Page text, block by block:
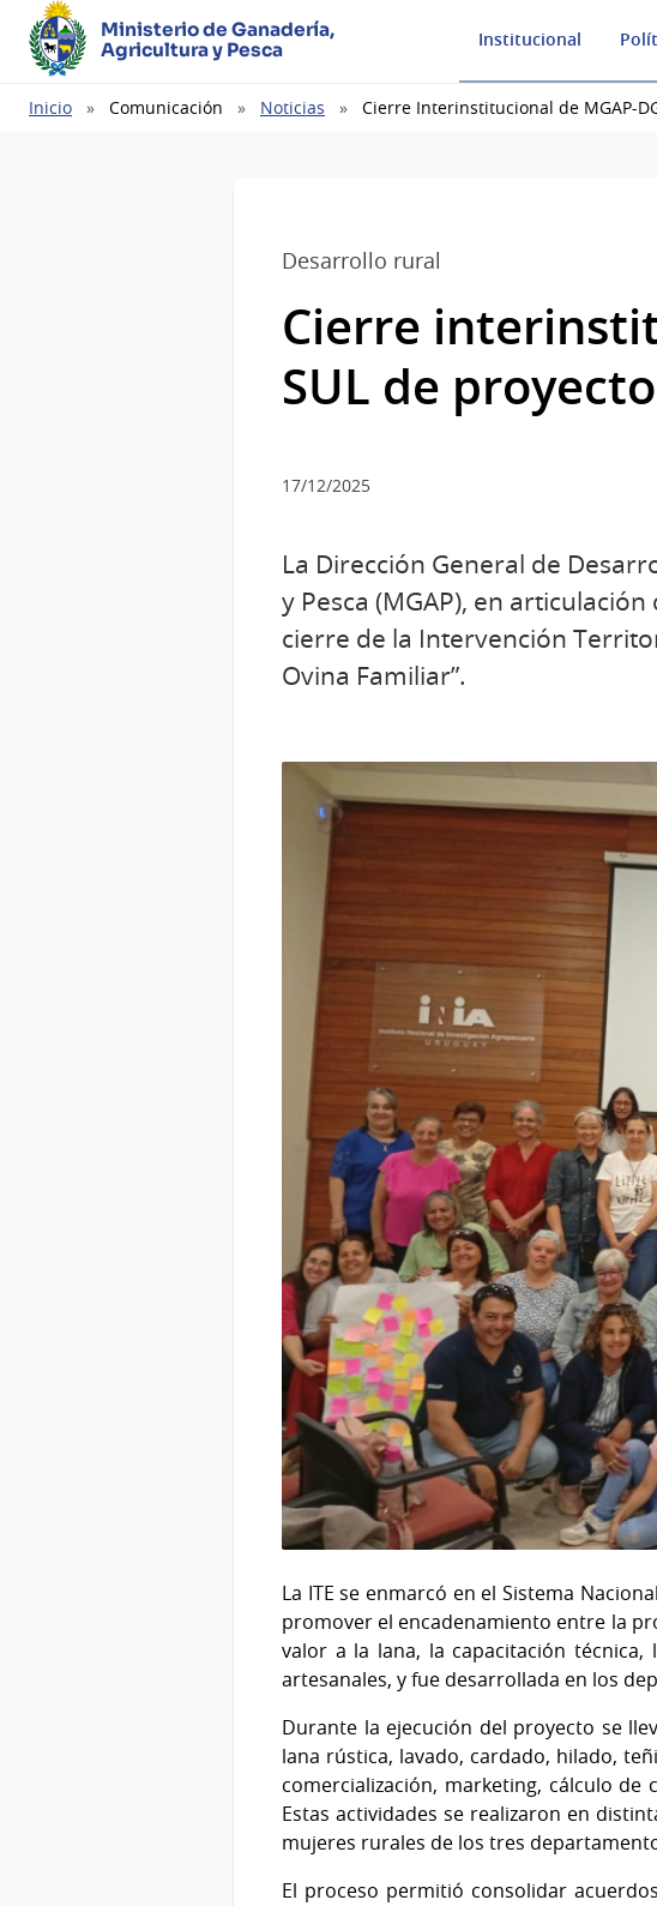
Ministerio de Ganadería,
Agricultura y Pesca
Institucional
Ruta
Inicio Comunicación Noticias Cierre Interinstitucional de MGAP-
Desarrollo rural
Cierre
SUL de
17/12/2025
La Dirección General de
y Pesca (MGAP), en
cierre de la Intervención
Ovina Familiar”.
La ITE se enmarcó en el Sistema
promover el encadenamiento entre la
valor a la lana, la capacitación
artesanales, y fue desarrollada en los
Durante la ejecución del proyecto se
lana rústica, lavado, cardado, hilado,
comercialización, marketing, cálculo
Estas actividades se realizaron en
mujeres rurales de los tres
El proceso permitió consolidar